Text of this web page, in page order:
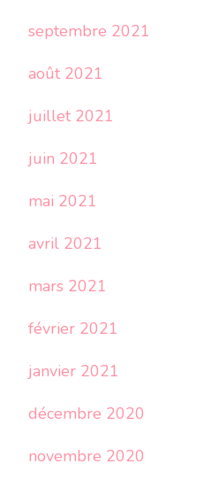
septembre 2021
août 2021
juillet 2021
juin 2021
mai 2021
avril 2021
mars 2021
février 2021
janvier 2021
décembre 2020
novembre 2020